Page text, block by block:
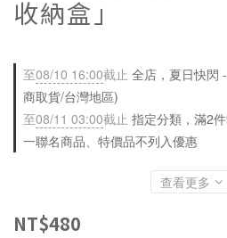
收納盒」
至08/10 16:00截止 全店，夏日快閃
商取貨/台灣地區)
至08/11 03:00截止 指定分類，滿2
一聯名商品、特價品不列入優惠
查看更多
NT$480